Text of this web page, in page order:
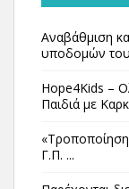
Αναβάθμιση
υποδομών του
Hope4Kids –
Παιδιά με
Γ.Π. ...